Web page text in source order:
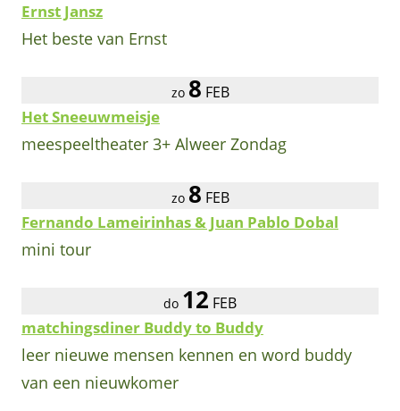
Ernst Jansz
Het beste van Ernst
zo 8 FEB
Het Sneeuwmeisje
meespeeltheater 3+ Alweer Zondag
zo 8 FEB
Fernando Lameirinhas & Juan Pablo Dobal
mini tour
do 12 FEB
matchingsdiner Buddy to Buddy
leer nieuwe mensen kennen en word buddy
van een nieuwkomer